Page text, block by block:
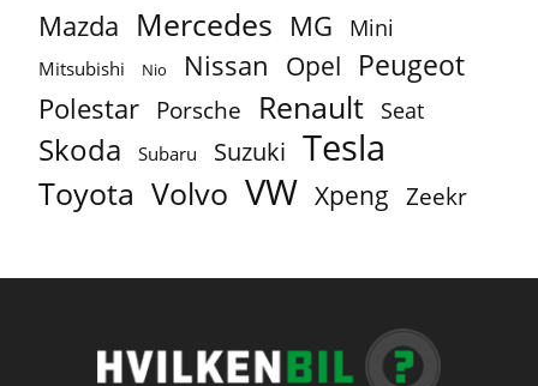
Mazda Mercedes MG Mini
Mitsubishi Nio Nissan Opel Peugeot
Polestar Porsche Renault Seat
Skoda Subaru Suzuki Tesla
Toyota Volvo VW Xpeng Zeekr